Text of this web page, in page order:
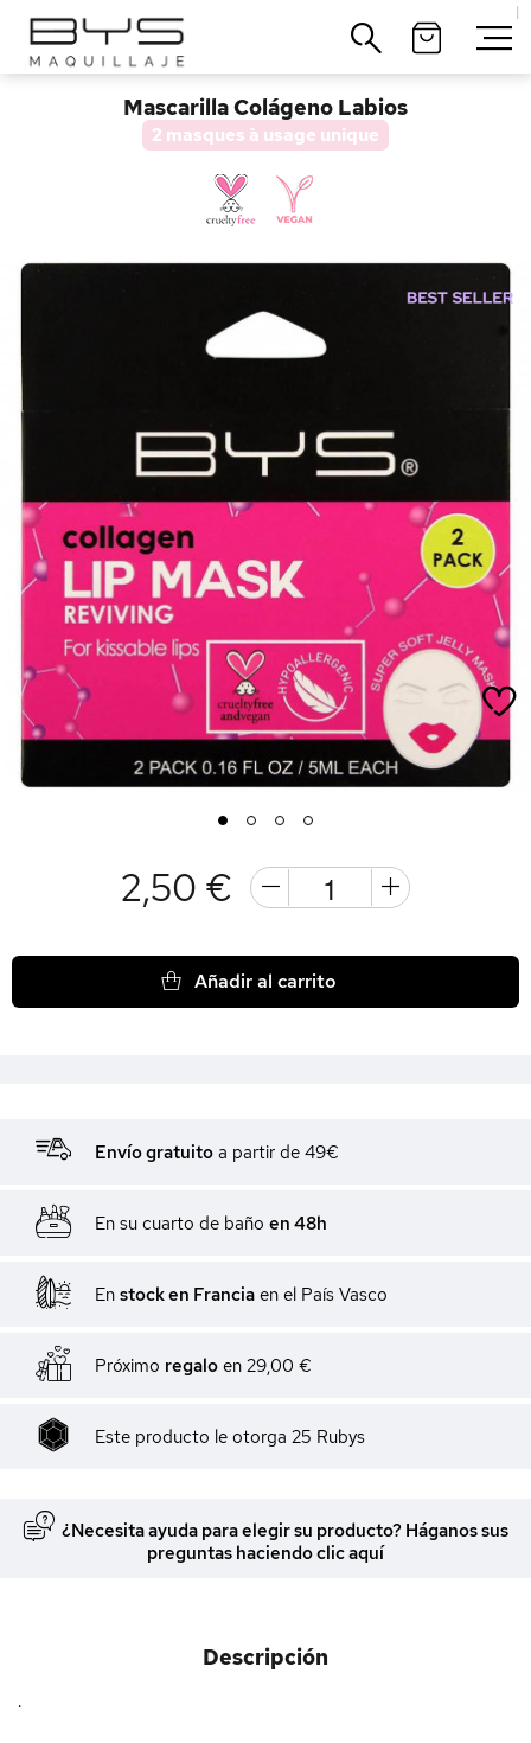
|
Home>
Mascarilla Colágeno Labios
2 masques à usage unique
1 2 3 4
2,50 €
Añadir al carrito
Envío gratuito a partir de 49€
En su cuarto de baño en 48h
En stock en Francia en el País Vasco
Próximo regalo en 29,00 €
Este producto le otorga 25 Rubys
¿Necesita ayuda para elegir su producto? Háganos sus
preguntas haciendo clic aquí
Descripción
.
Cerrar